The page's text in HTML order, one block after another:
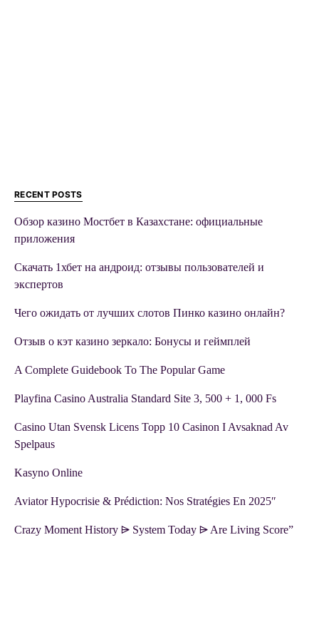
RECENT POSTS
Обзор казино Мостбет в Казахстане: официальные
приложения
Скачать 1хбет на андроид: отзывы пользователей и
экспертов
Чего ожидать от лучших слотов Пинко казино онлайн?
Отзыв о кэт казино зеркало: Бонусы и геймплей
A Complete Guidebook To The Popular Game
Playfina Casino Australia Standard Site 3, 500 + 1, 000 Fs
Casino Utan Svensk Licens Topp 10 Casinon I Avsaknad Av
Spelpaus
Kasyno Online
Aviator Hypocrisie & Prédiction: Nos Stratégies En 2025″
Crazy Moment History ⩥ System Today ⩥ Are Living Score”